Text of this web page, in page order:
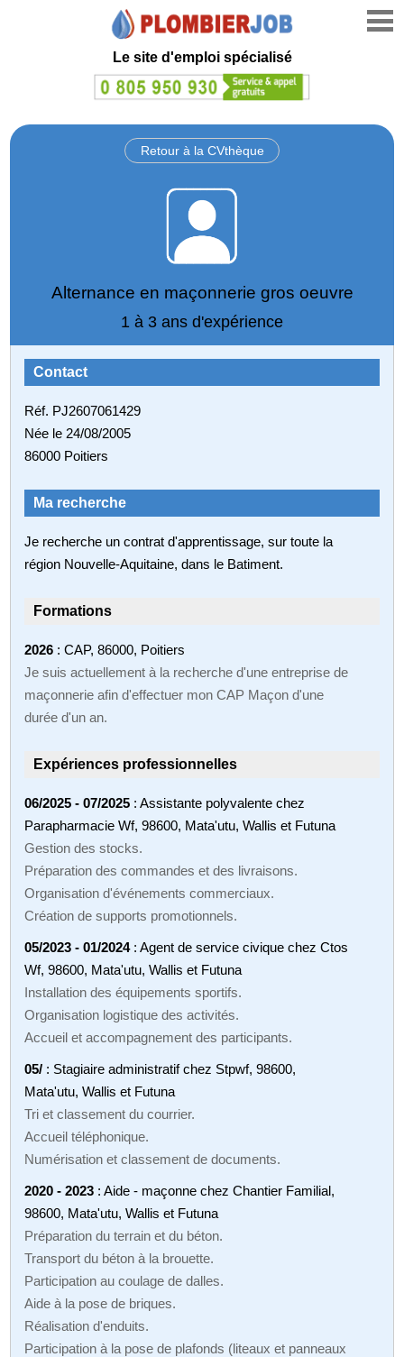
Le site d'emploi spécialisé
Retour à la CVthèque
Alternance en maçonnerie gros oeuvre
1 à 3 ans d'expérience
Contact
Réf. PJ2607061429
Née le 24/08/2005
86000 Poitiers
Ma recherche
Je recherche un contrat d'apprentissage, sur toute la
région Nouvelle-Aquitaine, dans le Batiment.
Formations
2026 : CAP, 86000, Poitiers
Je suis actuellement à la recherche d'une entreprise de
maçonnerie afin d'effectuer mon CAP Maçon d'une
durée d'un an.
Expériences professionnelles
06/2025 - 07/2025 : Assistante polyvalente chez
Parapharmacie Wf, 98600, Mata'utu, Wallis et Futuna
Gestion des stocks.
Préparation des commandes et des livraisons.
Organisation d'événements commerciaux.
Création de supports promotionnels.
05/2023 - 01/2024: Agent de service civique chez Ctos
Wf, 98600, Mata'utu, Wallis et Futuna
Installation des équipements sportifs.
Organisation logistique des activités.
Accueil et accompagnement des participants.
05/ : Stagiaire administratif chez Stpwf, 98600,
Mata'utu, Wallis et Futuna
Tri et classement du courrier.
Accueil téléphonique.
Numérisation et classement de documents.
2020 - 2023 : Aide - maçonne chez Chantier Familial,
98600, Mata'utu, Wallis et Futuna
Préparation du terrain et du béton.
Transport du béton à la brouette.
Participation au coulage de dalles.
Aide à la pose de briques.
Réalisation d'enduits.
Participation à la pose de plafonds (liteaux et panneaux